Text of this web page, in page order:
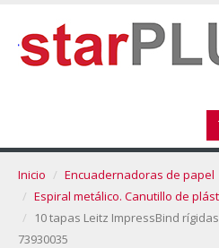
Inicio
Encuadernadoras de papel
Espiral metálico. Canutillo de
10 tapas Leitz ImpressBind
73930035